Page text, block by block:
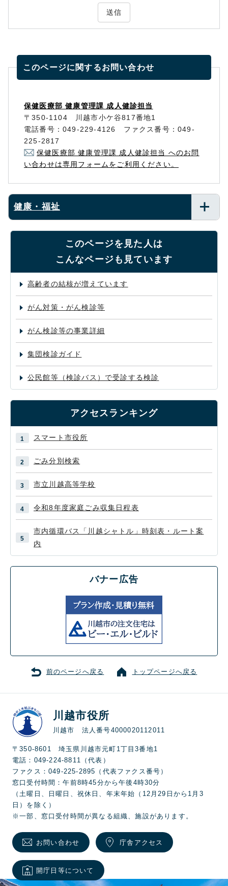
送信
このページに関するお問い合わせ
保健医療部 健康管理課 成人健診担当
〒350-1104 川越市小ケ谷817番地1
電話番号：049-229-4126 ファクス番号：049-
225-2817
保健医療部 健康管理課 成人健診担当 へのお問
い合わせは専用フォームをご利用ください。
健康・福祉
このページを見た人は
こんなページも見ています
高齢者の結核が増えています
がん対策・がん検診等
がん検診等の事業詳細
集団検診ガイド
公民館等（検診バス）で受診する検診
アクセスランキング
スマート市役所
ごみ分別検索
市立川越高等学校
令和8年度家庭ごみ収集日程表
市内循環バス「川越シャトル」時刻表・ルート案
内
バナー広告
前のページへ戻る トップページへ戻る
川越市役所
川越市 法人番号4000020112011
〒350-8601 埼玉県川越市元町1丁目3番地1
電話：049-224-8811（代表）
ファクス：049-225-2895（代表ファクス番号）
窓口受付時間：午前8時45分から午後4時30分
（土曜日、日曜日、祝休日、年末年始（12月29日から1月3
日）を除く）
※一部、窓口受付時間が異なる組織、施設があります。
お問い合わせ 庁舎アクセス
開庁日等について